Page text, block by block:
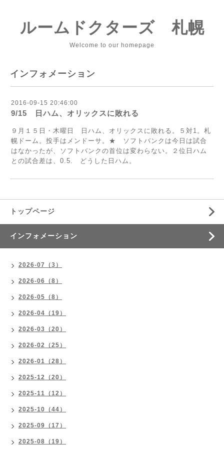
ルームドクターズ 札幌
Welcome to our homepage
インフォメーション
2016-09-15 20:46:00
9/15 日ハム、オリックスに敗れる
９月１５日・木曜日 日ハム、オリックスに敗れる。５対1。札
幌ドーム。投手はメンドーサ。★ ソフトバンクは今日は試合
はなかったが、ソフトバンクの首位は変わらない。２位日ハム
との試合差は、0.5. どうした日ハム。
トップページ
インフォメーション
2026-07（3）
2026-06（8）
2026-05（8）
2026-04（19）
2026-03（20）
2026-02（25）
2026-01（28）
2025-12（20）
2025-11（12）
2025-10（44）
2025-09（17）
2025-08（19）